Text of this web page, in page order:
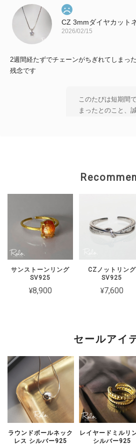
CZ 3mmダイヤカット
2026/02/15
2週間経たずでチェーンがちぎれてしまっ
残念です
このたびは短期間
まったとのこと、
がショップのお問
【Roloアクセサリー】
2026/02/15
2週間経たずでチェーンがちぎれてしまっ
に残念です
まったとのこと、
ん。 大切な方との
ただいた中、残念
まいましたことを
ます。 状態を確認
いたしますので、
プのお問い合わせ
すと幸いです。
サンストーンリング
SV925
¥8,900
CZノットリング
SV925
¥7,600
セールアイ
ラウンドボールネック
レス シルバー925
レイヤードミルリ
シルバー925